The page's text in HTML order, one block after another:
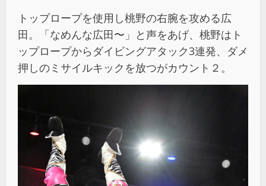
トップロープを使用し桃野の右腕を攻める広
田。「なめんな広田〜」と声をあげ、桃野はト
ップロープからダイビングアタック3連発、ダメ
押しのミサイルキックを放つがカウント２。